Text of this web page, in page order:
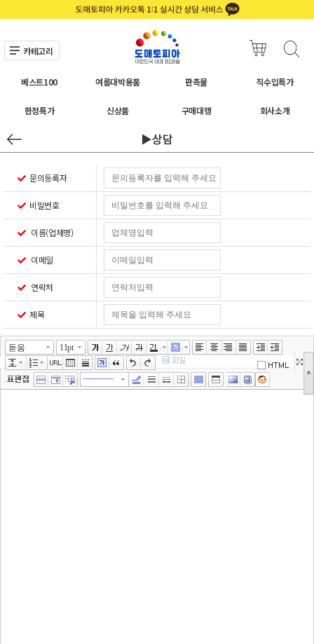
카테고리
베스트100 여름대박용품 판촉물 직수입특가
한정특가 신상품 구매대행 회사소개
▶상담
문의등록자
비밀번호
이름(업체명)
이메일
연락처
제목
돋움 11pt